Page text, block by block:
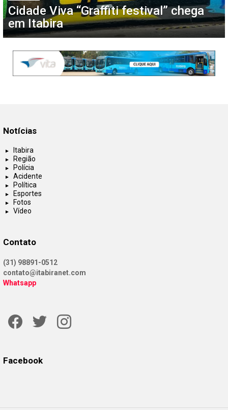
Cidade Viva “Graffiti festival” chega
em Itabira
Notícias
Itabira
Região
Polícia
Acidente
Política
Esportes
Fotos
Vídeo
Contato
(31) 98891-0512
contato@itabiranet.com
Whatsapp
Facebook